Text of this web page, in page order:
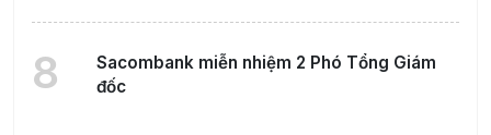
8
Sacombank miễn nhiệm 2 Phó Tổng Giám
đốc